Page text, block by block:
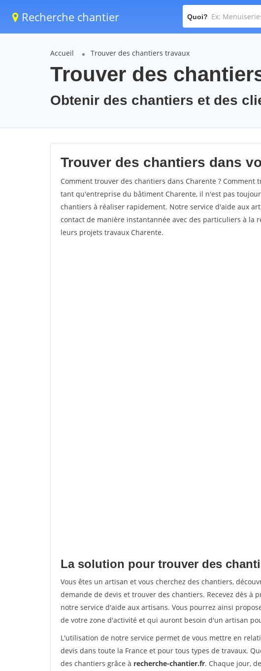
Recherche chantier Quoi?
Accueil Trouver des chantiers travaux
Trouver des
Obtenir des chantiers et des
Trouver des chantiers dans
Comment trouver des chantiers dans Charente ? Comment
tant qu'entreprise du bâtiment Charente, il n'est pas
chantiers à réaliser rapidement. Notre service d'aide aux
contact de manière instantannée avec des particuliers à la
leurs projets travaux Charente.
La solution pour trouver des
Vous êtes un artisan et vous cherchez des chantiers,
demande de devis et trouver des chantiers. Recevez dès à
notre service d'aide aux artisans. Vous pourrez ainsi
de votre zone d'activité et qui auront besoin d'un artisan
L'utilisation de notre service permet de vous mettre en
devis dans toute la France et pour tous types de travaux.
des chantiers grâce à recherche-chantier.fr. Chaque jour,